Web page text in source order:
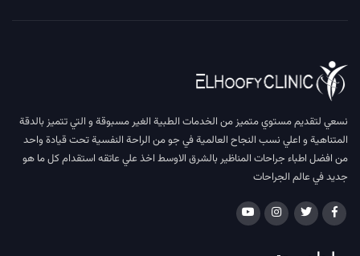
نسعي لتقديم مستوي متميز من الخدمات الطبية الغير مسبوقة و التي تتميز بالدقة
المتناهية و اعلي نسب النجاح العالمية في جو من الراحة النفسية تحت قيادة واحد
من افضل اطباء جراحات المناظير بالشرق الاوسط اخذ علي عاتقه استقدام كل ما هو
جديد في عالم الجراحات